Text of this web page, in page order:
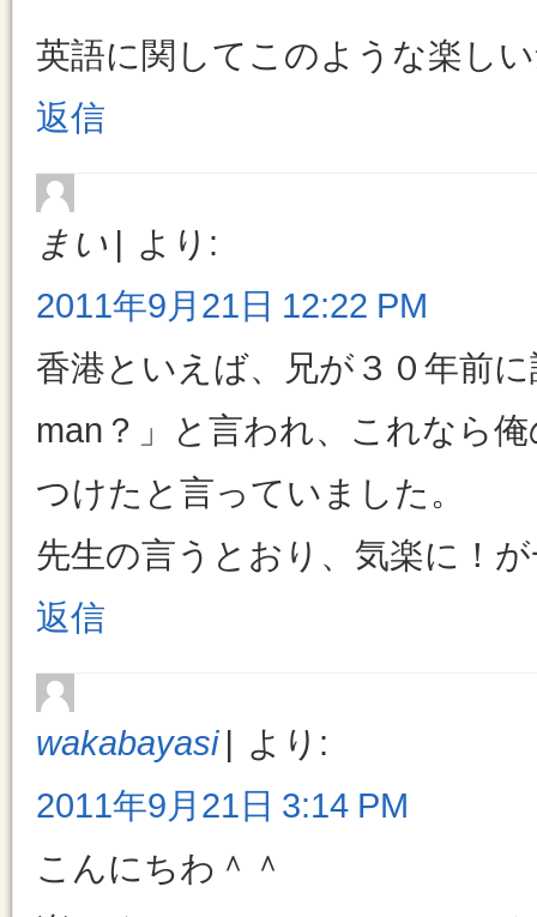
英語に関してこのような楽し
返信
まい
より:
2011年9月21日 12:22 PM
香港といえば、兄が３０年前
man？」と言われ、これなら
つけたと言っていました。
先生の言うとおり、気楽に！
返信
wakabayasi
より:
2011年9月21日 3:14 PM
こんにちわ＾＾